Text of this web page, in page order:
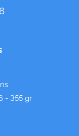
- 355 gr